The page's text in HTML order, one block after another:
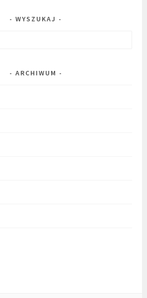
WYSZUKAJ
ARCHIWUM